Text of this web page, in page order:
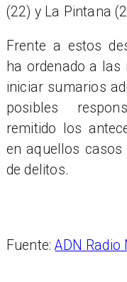
(22) y La Pintana
Frente a estos
ha ordenado a las
iniciar sumarios
posibles
remitido los
en aquellos casos
de delitos.
Fuente:ADN Radio